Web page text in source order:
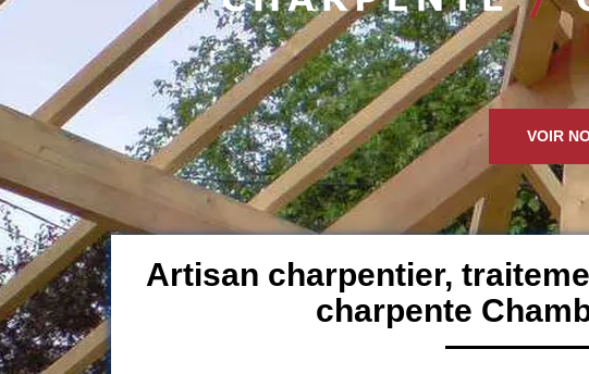
VOIR
Artisan charpentier,
charpente